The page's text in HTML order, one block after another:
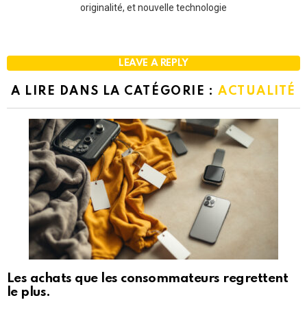
originalité, et nouvelle technologie
LEAVE A REPLY
A LIRE DANS LA CATÉGORIE : ACTUALITÉ
Les achats que les consommateurs regrettent
le plus.